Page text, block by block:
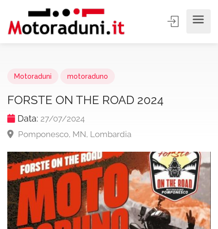
Motoraduni motoraduno
FORSTE ON THE ROAD 2024
Data: 27/07/2024
Pomponesco, MN, Lombardia